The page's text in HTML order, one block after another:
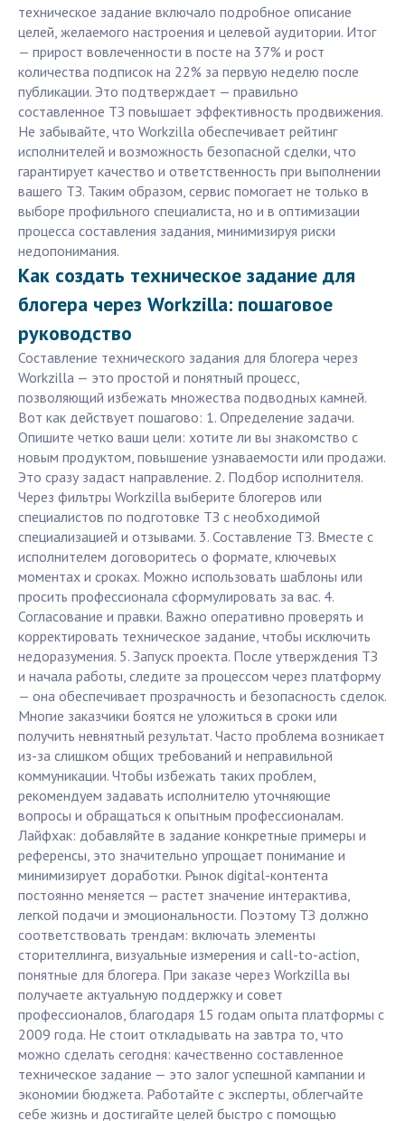
техническое задание включало подробное описание
целей, желаемого настроения и целевой аудитории. Итог
— прирост вовлеченности в посте на 37% и рост
количества подписок на 22% за первую неделю после
публикации. Это подтверждает — правильно
составленное ТЗ повышает эффективность продвижения.
Не забывайте, что Workzilla обеспечивает рейтинг
исполнителей и возможность безопасной сделки, что
гарантирует качество и ответственность при выполнении
вашего ТЗ. Таким образом, сервис помогает не только в
выборе профильного специалиста, но и в оптимизации
процесса составления задания, минимизируя риски
недопонимания.
Как создать техническое задание для
блогера через Workzilla: пошаговое
руководство
Составление технического задания для блогера через
Workzilla — это простой и понятный процесс,
позволяющий избежать множества подводных камней.
Вот как действует пошагово: 1. Определение задачи.
Опишите четко ваши цели: хотите ли вы знакомство с
новым продуктом, повышение узнаваемости или продажи.
Это сразу задаст направление. 2. Подбор исполнителя.
Через фильтры Workzilla выберите блогеров или
специалистов по подготовке ТЗ с необходимой
специализацией и отзывами. 3. Составление ТЗ. Вместе с
исполнителем договоритесь о формате, ключевых
моментах и сроках. Можно использовать шаблоны или
просить профессионала сформулировать за вас. 4.
Согласование и правки. Важно оперативно проверять и
корректировать техническое задание, чтобы исключить
недоразумения. 5. Запуск проекта. После утверждения ТЗ
и начала работы, следите за процессом через платформу
— она обеспечивает прозрачность и безопасность сделок.
Многие заказчики боятся не уложиться в сроки или
получить невнятный результат. Часто проблема возникает
из-за слишком общих требований и неправильной
коммуникации. Чтобы избежать таких проблем,
рекомендуем задавать исполнителю уточняющие
вопросы и обращаться к опытным профессионалам.
Лайфхак: добавляйте в задание конкретные примеры и
референсы, это значительно упрощает понимание и
минимизирует доработки. Рынок digital-контента
постоянно меняется — растет значение интерактива,
легкой подачи и эмоциональности. Поэтому ТЗ должно
соответствовать трендам: включать элементы
сторителлинга, визуальные измерения и call-to-action,
понятные для блогера. При заказе через Workzilla вы
получаете актуальную поддержку и совет
профессионалов, благодаря 15 годам опыта платформы с
2009 года. Не стоит откладывать на завтра то, что
можно сделать сегодня: качественно составленное
техническое задание — это залог успешной кампании и
экономии бюджета. Работайте с эксперты, облегчайте
себе жизнь и достигайте целей быстро с помощью